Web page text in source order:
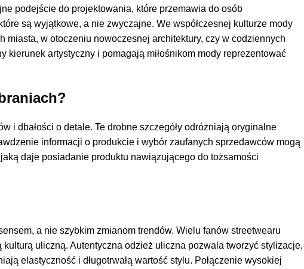
podejście do projektowania, które przemawia do osób
są wyjątkowe, a nie zwyczajne. We współczesnej kulturze mody
w otoczeniu nowoczesnej architektury, czy w codziennych
artystyczny i pomagają miłośnikom mody reprezentować
i dbałości o detale. Te drobne szczegóły odróżniają oryginalne
informacji o produkcie i wybór zaufanych sprzedawców mogą
daje posiadanie produktu nawiązującego do tożsamości
a nie szybkim zmianom trendów. Wielu fanów streetwearu
uliczną. Autentyczna odzież uliczna pozwala tworzyć stylizacje,
elastyczność i długotrwałą wartość stylu. Połączenie wysokiej